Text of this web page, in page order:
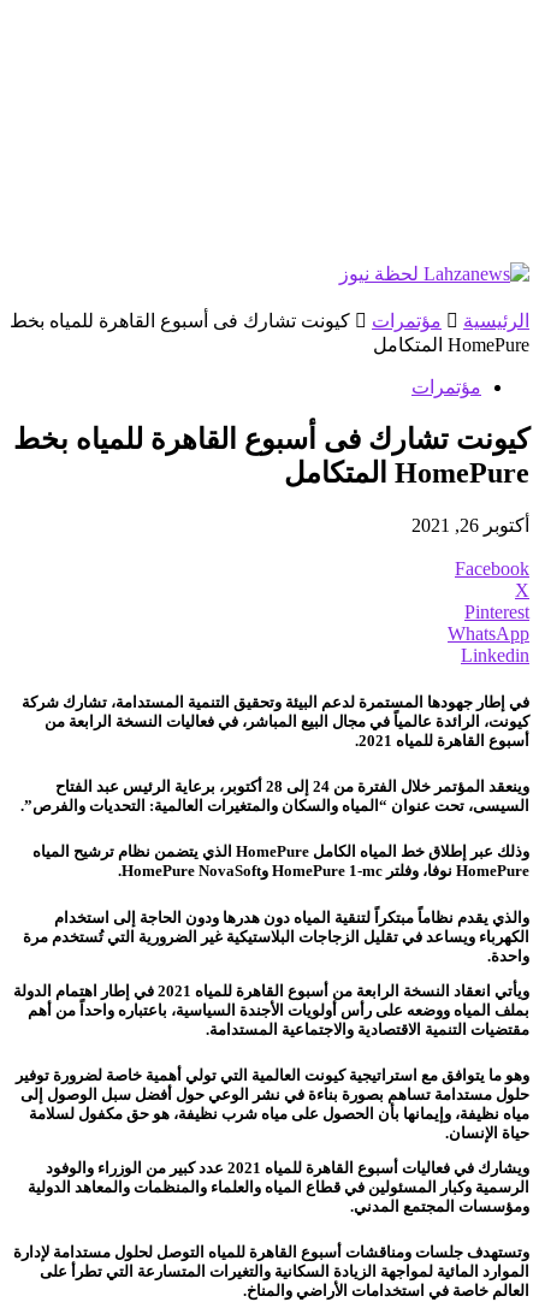
الرئيسية مؤتمرات
كيونت تشارك فى أسبوع القاهرة للمياه بخط
HomePure المتكامل
مؤتمرات
كيونت تشارك فى أسبوع القاهرة للمياه بخط
HomePure المتكامل
أكتوبر 26, 2021
Facebook
X
Pinterest
WhatsApp
Linkedin
في إطار جهودها المستمرة لدعم البيئة وتحقيق التنمية المستدامة، تشارك شركة
كيونت، الرائدة عالمياً في مجال البيع المباشر، في فعاليات النسخة الرابعة من
أسبوع القاهرة للمياه 2021.
وينعقد المؤتمر خلال الفترة من 24 إلى 28 أكتوبر، برعاية الرئيس عبد الفتاح
السيسى، تحت عنوان “المياه والسكان والمتغيرات العالمية: التحديات والفرص”.
وذلك عبر إطلاق خط المياه الكامل HomePure الذي يتضمن نظام ترشيح المياه
HomePure نوفا، وفلتر HomePure 1-mc وHomePure NovaSoft.
والذي يقدم نظاماً مبتكراً لتنقية المياه دون هدرها ودون الحاجة إلى استخدام
الكهرباء ويساعد في تقليل الزجاجات البلاستيكية غير الضرورية التي تُستخدم مرة
واحدة.
ويأتي انعقاد النسخة الرابعة من أسبوع القاهرة للمياه 2021 في إطار اهتمام الدولة
بملف المياه ووضعه على رأس أولويات الأجندة السياسية، باعتباره واحداً من أهم
مقتضيات التنمية الاقتصادية والاجتماعية المستدامة.
وهو ما يتوافق مع استراتيجية كيونت العالمية التي تولي أهمية خاصة لضرورة توفير
حلول مستدامة تساهم بصورة بناءة في نشر الوعي حول أفضل سبل الوصول إلى
مياه نظيفة، وإيمانها بأن الحصول على مياه شرب نظيفة، هو حق مكفول لسلامة
حياة الإنسان.
ويشارك في فعاليات أسبوع القاهرة للمياه 2021 عدد كبير من الوزراء والوفود
الرسمية وكبار المسئولين في قطاع المياه والعلماء والمنظمات والمعاهد الدولية
ومؤسسات المجتمع المدني.
وتستهدف جلسات ومناقشات أسبوع القاهرة للمياه التوصل لحلول مستدامة لإدارة
الموارد المائية لمواجهة الزيادة السكانية والتغيرات المتسارعة التي تطرأ على
العالم خاصة في استخدامات الأراضي والمناخ.